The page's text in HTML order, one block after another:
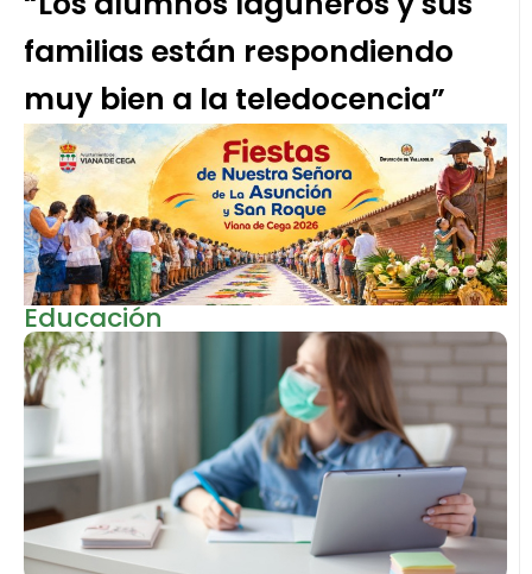
familias están respondiendo
muy bien a la teledocencia”
Educación